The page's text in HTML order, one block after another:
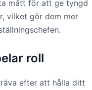
mått för att ge tyngd
vilket gör dem mer
roll
efter att hålla ditt